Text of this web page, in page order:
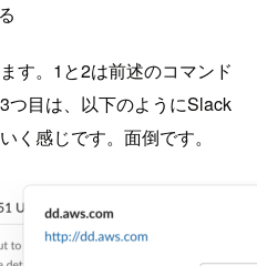
す。1と2は前述のコマンド
つ目は、以下のようにSlack
く感じです。面倒です。